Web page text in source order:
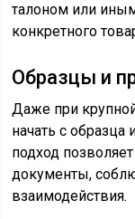
талоном или
конкретного
Образцы и
Даже при
начать с образца
подход
документы,
взаимодействия.